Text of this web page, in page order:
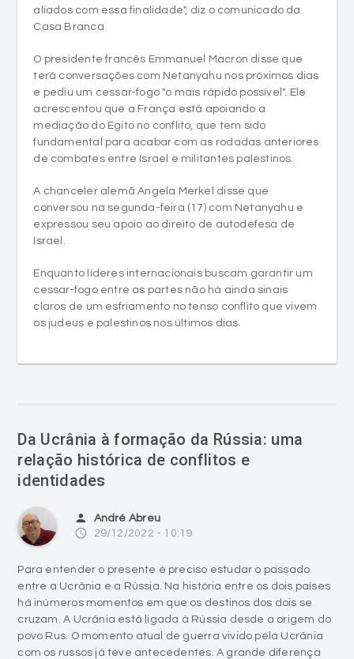
aliados com essa finalidade", diz o comunicado da
Casa Branca
O presidente francês Emmanuel Macron disse que
terá conversações com Netanyahu nos próximos dias
e pediu um cessar-fogo "o mais rápido possível". Ele
acrescentou que a França está apoiando a
mediação do Egito no conflito, que tem sido
fundamental para acabar com as rodadas anteriores
de combates entre Israel e militantes palestinos.
A chanceler alemã Angela Merkel disse que
conversou na segunda-feira (17) com Netanyahu e
expressou seu apoio ao direito de autodefesa de
Israel.
Enquanto líderes internacionais buscam garantir um
cessar-fogo entre as partes não há ainda sinais
claros de um esfriamento no tenso conflito que vivem
os judeus e palestinos nos últimos dias.
Da Ucrânia à formação da Rússia: uma
relação histórica de conflitos e
identidades
person André Abreu
access_time 29/12/2022 - 10:19
Para entender o presente é preciso estudar o passado
entre a Ucrânia e a Rússia. Na história entre os dois países
há inúmeros momentos em que os destinos dos dois se
cruzam. A Ucrânia está ligada à Rússia desde a origem do
povo Rus. O momento atual de guerra vivido pela Ucrânia
com os russos já teve antecedentes. A grande diferença